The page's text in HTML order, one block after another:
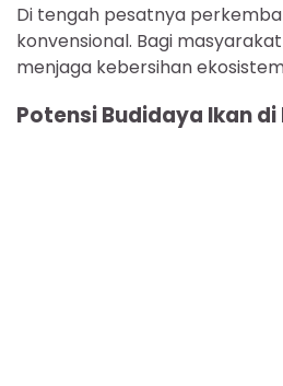
Di tengah pesatnya
konvensional. Bagi
menjaga kebersihan
Potensi Budidaya Ikan